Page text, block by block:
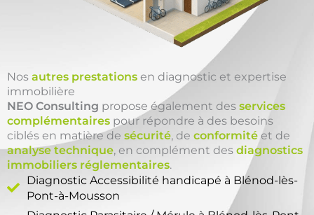
Nos autres prestations en diagnostic et expertise
immobilière
NEO Consulting propose également des services
complémentaires pour répondre à des besoins
ciblés en matière de sécurité, de conformité et de
analyse technique, en complément des diagnostics
immobiliers réglementaires.
Diagnostic Accessibilité handicapé à Blénod-lès-
Pont-à-Mousson